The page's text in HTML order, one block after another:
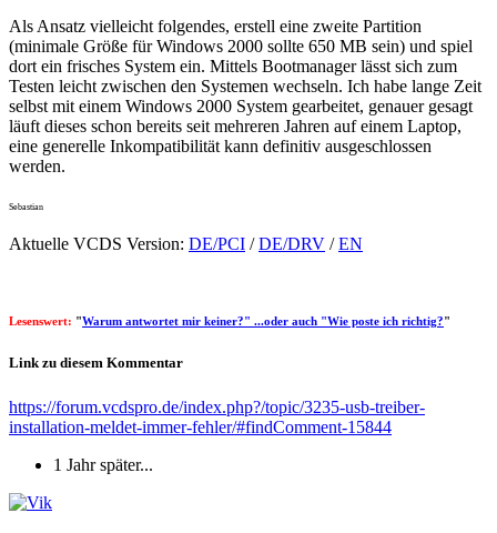
Als Ansatz vielleicht folgendes, erstell eine zweite Partition
(minimale Größe für Windows 2000 sollte 650 MB sein) und spiel
dort ein frisches System ein. Mittels Bootmanager lässt sich zum
Testen leicht zwischen den Systemen wechseln. Ich habe lange Zeit
selbst mit einem Windows 2000 System gearbeitet, genauer gesagt
läuft dieses schon bereits seit mehreren Jahren auf einem Laptop,
eine generelle Inkompatibilität kann definitiv ausgeschlossen
werden.
Sebastian
Aktuelle VCDS Version: DE/PCI /DE/DRV /EN
Lesenswert: "Warum antwortet mir keiner?" ...oder auch "Wie poste ich richtig?"
Link zu diesem Kommentar
https://forum.vcdspro.de/index.php?/topic/3235-usb-treiber-
installation-meldet-immer-fehler/#findComment-15844
1 Jahr später...